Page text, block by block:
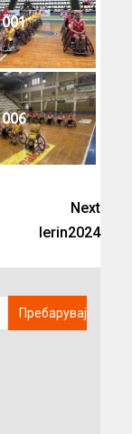
001
006
Next
lerin2024